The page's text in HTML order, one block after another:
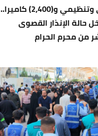
(10,000) عنصر أمني وتنظيمي و(2,400) كاميرا..
حالة الإنذار القصوى
من محرم الحرام